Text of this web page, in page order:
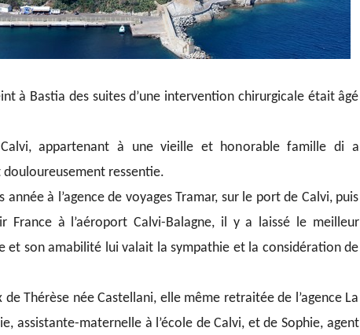
à Bastia des suites d’une intervention chirurgicale était âgé
appartenant à une vieille et honorable famille di a
ressentie.
à l’agence de voyages Tramar, sur le port de Calvi, puis
à l’aéroport Calvi-Balagne, il y a laissé le meilleur
et son amabilité lui valait la sympathie et la considération de
Thérèse née Castellani, elle même retraitée de l’agence La
assistante-maternelle à l’école de Calvi, et de Sophie, agent